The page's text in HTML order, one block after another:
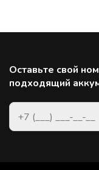
Оставьте свой
подходящий